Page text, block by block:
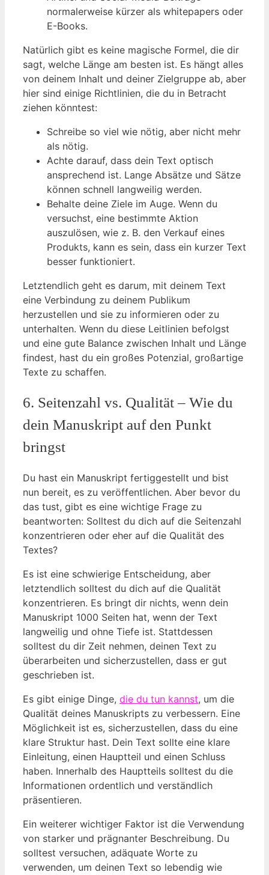
normalerweise kürzer als whitepapers oder
E-Books.
Natürlich gibt es keine magische Formel, die dir
sagt, welche Länge am besten ist. Es hängt alles
von deinem Inhalt und deiner Zielgruppe ab, aber
hier sind einige Richtlinien, die du in Betracht
ziehen könntest:
Schreibe so viel wie nötig, aber nicht mehr
als nötig.
Achte darauf, dass dein Text optisch
ansprechend ist. Lange Absätze und Sätze
können schnell langweilig werden.
Behalte deine Ziele im Auge. Wenn du
versuchst, eine bestimmte Aktion
auszulösen, wie z. B. den Verkauf eines
Produkts, kann es sein, dass ein kurzer Text
besser funktioniert.
Letztendlich geht es darum, mit deinem Text
eine Verbindung zu deinem Publikum
herzustellen und sie zu informieren oder zu
unterhalten. Wenn du diese Leitlinien befolgst
und eine gute Balance zwischen Inhalt und Länge
findest, hast du ein großes Potenzial, großartige
Texte zu schaffen.
6. Seitenzahl vs. Qualität – Wie du
dein Manuskript auf den Punkt
bringst
Du hast ein Manuskript fertiggestellt und bist
nun bereit, es zu veröffentlichen. Aber bevor du
das tust, gibt es eine wichtige Frage zu
beantworten: Solltest du dich auf die Seitenzahl
konzentrieren oder eher auf die Qualität des
Textes?
Es ist eine schwierige Entscheidung, aber
letztendlich solltest du dich auf die Qualität
konzentrieren. Es bringt dir nichts, wenn dein
Manuskript 1000 Seiten hat, wenn der Text
langweilig und ohne Tiefe ist. Stattdessen
solltest du dir Zeit nehmen, deinen Text zu
überarbeiten und sicherzustellen, dass er gut
geschrieben ist.
Es gibt einige Dinge, die du tun kannst, um die
Qualität deines Manuskripts zu verbessern. Eine
Möglichkeit ist es, sicherzustellen, dass du eine
klare Struktur hast. Dein Text sollte eine klare
Einleitung, einen Hauptteil und einen Schluss
haben. Innerhalb des Hauptteils solltest du die
Informationen ordentlich und verständlich
präsentieren.
Ein weiterer wichtiger Faktor ist die Verwendung
von starker und prägnanter Beschreibung. Du
solltest versuchen, adäquate Worte zu
verwenden, um deinen Text so lebendig wie